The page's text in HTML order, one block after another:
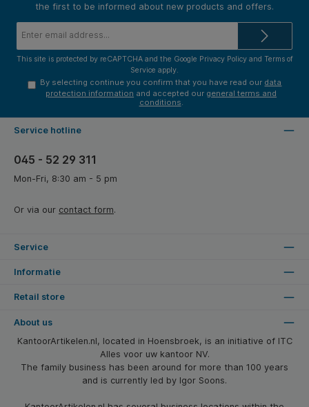
the first to be informed about new products and offers.
This site is protected by reCAPTCHA and the Google Privacy Policyand Terms of
Service apply.
By selecting continue you confirm that you have read our data
protection information and accepted our general terms and
conditions.
Service hotline
045 - 52 29 311
Mon-Fri, 8:30 am - 5 pm
Or via our contact form.
Service
Informatie
Retail store
About us
KantoorArtikelen.nl, located in Hoensbroek, is an initiative of ITC
Alles voor uw kantoor NV.
The family business has been around for more than 100 years
and is currently led by Igor Soons.